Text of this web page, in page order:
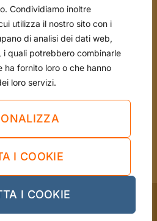
Condividiamo inoltre
utilizza il nostro sito con i
di analisi dei dati web,
i quali potrebbero combinarle
ha fornito loro o che hanno
loro servizi.
I COOKIE
I COOKIE
- 40013 Castel Maggiore
-Privacy Policy